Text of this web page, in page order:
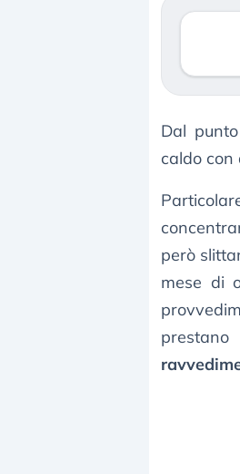
Dal
caldo
però
mese di